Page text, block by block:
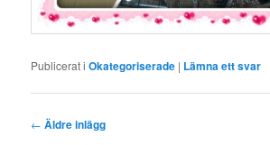
Publicerat i Okategoriserade | Lämna ett svar
Inläggsnavigering
← Äldre inlägg